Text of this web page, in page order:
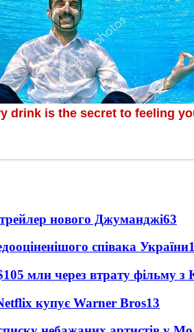
нового Джуманджі63
співака України
млн через втрату фільму з
купує Warner Bros13